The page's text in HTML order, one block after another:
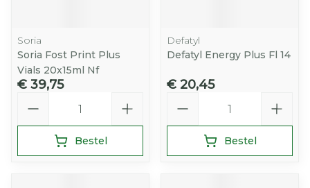
Soria
Soria Fost Print Plus
Vials 20x15ml Nf
€ 39,75
Bestel
Defatyl
Defatyl Energy Plus Fl 14
€ 20,45
Bestel